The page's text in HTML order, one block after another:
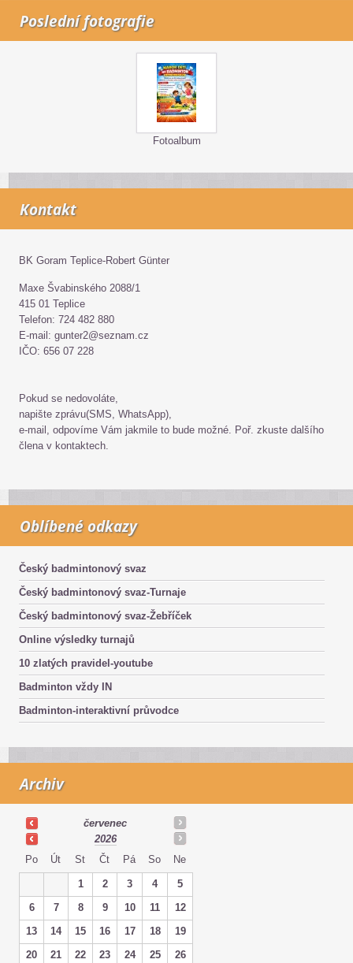
Poslední fotografie
Fotoalbum
Kontakt
BK Goram Teplice-Robert Günter
Maxe Švabinského 2088/1
415 01 Teplice
Telefon: 724 482 880
E-mail: gunter2@seznam.cz
IČO: 656 07 228
Pokud se nedovoláte,
napište zprávu(SMS, WhatsApp),
e-mail, odpovíme Vám jakmile to bude možné. Poř. zkuste dalšího
člena v kontaktech.
Oblíbené odkazy
Český badmintonový svaz
Český badmintonový svaz-Turnaje
Český badmintonový svaz-Žebříček
Online výsledky turnajů
10 zlatých pravidel-youtube
Badminton vždy IN
Badminton-interaktivní průvodce
Archiv
červenec
2026
Po
Út St Čt Pá So Ne
1 2 3 4
5
6
7 8 9 10 11
12
13
14 15 16 17 18
19
20
21 22 23 24 25 26